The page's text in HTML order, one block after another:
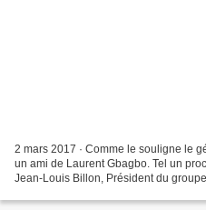
2 mars 2017 · Comme le souligne le
un ami de Laurent Gbagbo. Tel un
Jean-Louis Billon, Président du